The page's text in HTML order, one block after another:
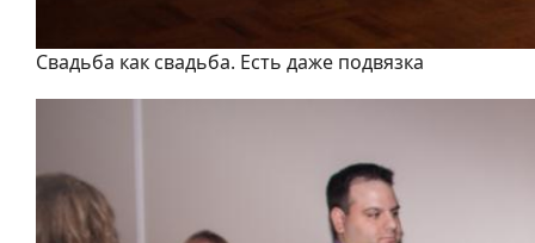
Свадьба как свадьба. Есть даже подвязка